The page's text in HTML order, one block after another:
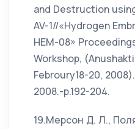
and Destruction
AV-1//«Hydrogen
HEM-08»
Workshop,
Febroury18-20,
2008.-p.192-204.
19.Мерсон Д. Л.,